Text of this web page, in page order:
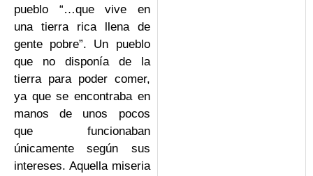
pueblo “…que vive en
una tierra rica llena de
gente pobre”. Un pueblo
que no disponía de la
tierra para poder comer,
ya que se encontraba en
manos de unos pocos
que funcionaban
únicamente según sus
intereses. Aquella miseria